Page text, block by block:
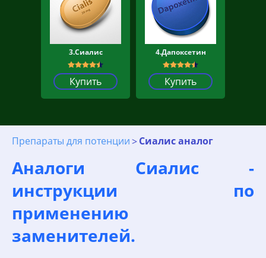
3.Сиалис
Купить
4.Дапоксетин
Купить
Препараты для потенции Сиалис аналог
Аналоги Сиалис -
инструкции по
применению
заменителей.